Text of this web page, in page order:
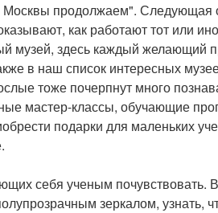
продолжаем". Следующая
как работают тот или
музей, здесь каждый желающий
в наш список интересных
тоже почерпнут много
мастер-классы, обучающие
подарки для маленьких
себя ученым почувствовать.
зеркалом, узнать,